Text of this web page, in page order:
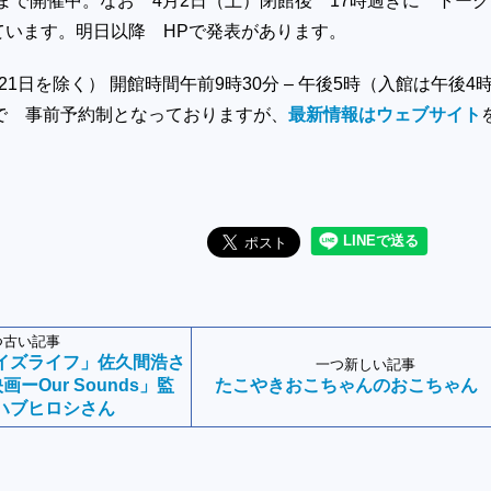
います。明日以降 HPで発表があります。
日を除く） 開館時間午前9時30分 – 午後5時（入館は午後4
事前予約制となっておりますが、 最新情報はウェブサイト
い記事
ズライフ」佐久間浩さ
画ーOur Sounds」監
ブヒロシさん
一つ新しい記事
たこやきおこちゃんのおこちゃん